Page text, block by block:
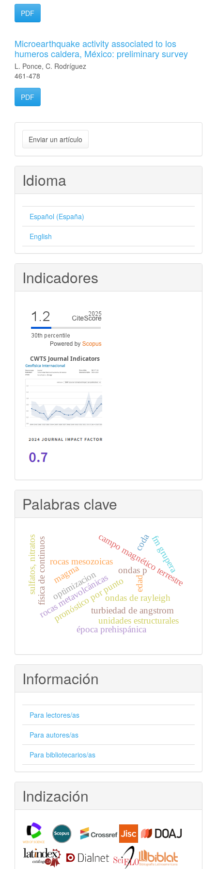
PDF
Microearthquake activity associated to los
humeros caldera, México: preliminary survey
L. Ponce, C. Rodríguez
461-478
PDF
Enviar
un
artículo
Enviar un artículo
Idioma
Español (España)
English
Indicadores
CWTS Journal Indicators
Palabras clave
ondas de rayleigh
campo magnético terrestre
rocas metavolcánicas
rocas mesozoicas
física de continuos
turbiedad de angstrom
ondas p
sulfatos, nitratos fm grupera
pronóstico por punto
coda
magma
unidades estructurales
edad
época prehispánica
optimizacion
Información
Para lectores/as
Para autores/as
Para bibliotecarios/as
Indización